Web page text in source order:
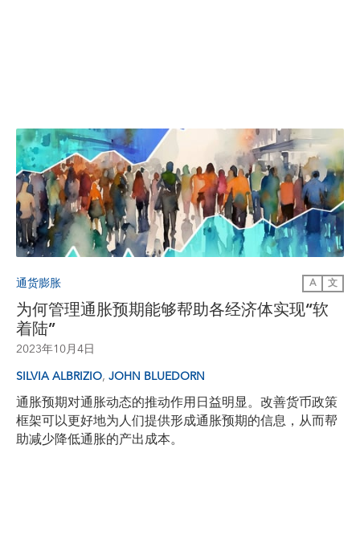
通货膨胀 A 文
为何管理通胀预期能够帮助各经济体实现“软
着陆”
2023年10月4日
SILVIA ALBRIZIO, JOHN BLUEDORN
通胀预期对通胀动态的推动作用日益明显。改善货币政策
框架可以更好地为人们提供形成通胀预期的信息，从而帮
助减少降低通胀的产出成本。